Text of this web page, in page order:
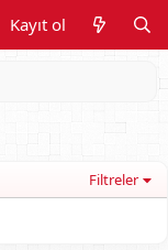
Kayıt ol
Filtreler